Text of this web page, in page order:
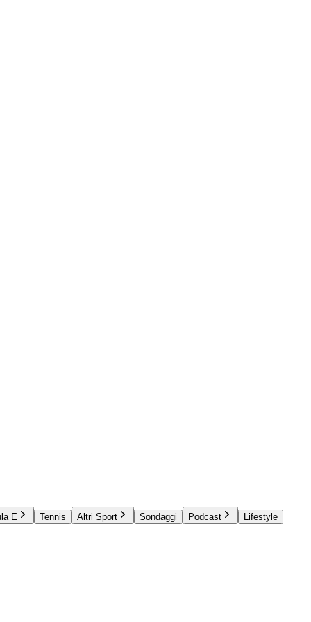
E Tennis Altri Sport Sondaggi Podcast Lifestyle